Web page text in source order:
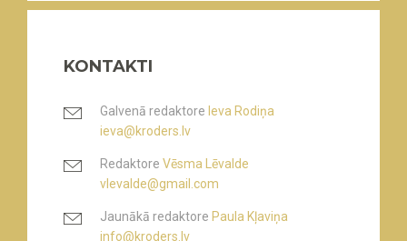
KONTAKTI
Galvenā redaktore Ieva Rodiņa
ieva@kroders.lv
Redaktore Vēsma Lēvalde
vlevalde@gmail.com
Jaunākā redaktore Paula Kļaviņa
info@kroders.lv